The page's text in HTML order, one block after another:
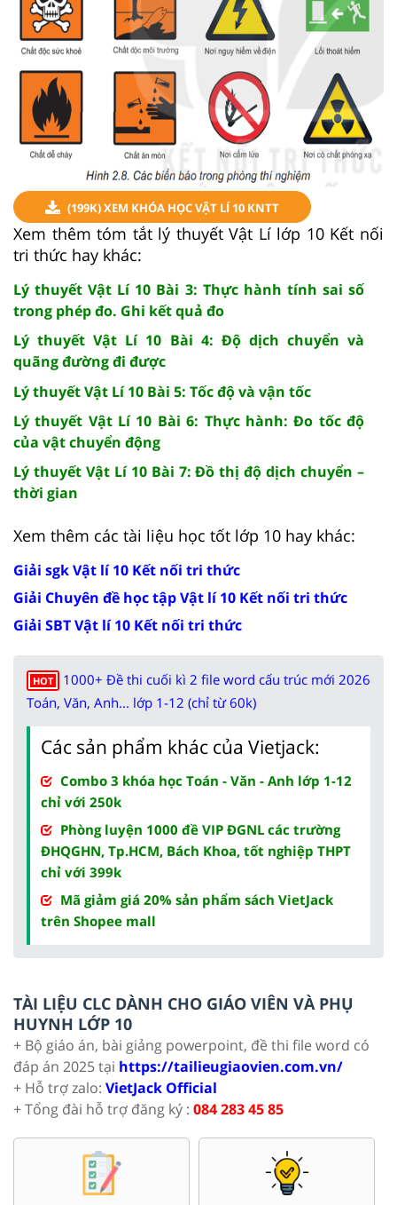
(199K) XEM KHÓA HỌC VẬT LÍ 10 KNTT
Xem thêm tóm tắt lý thuyết Vật Lí lớp 10 Kết nối
tri thức hay khác:
Lý thuyết Vật Lí 10 Bài 3: Thực hành tính sai số
trong phép đo. Ghi kết quả đo
Lý thuyết Vật Lí 10 Bài 4: Độ dịch chuyển và
quãng đường đi được
Lý thuyết Vật Lí 10 Bài 5: Tốc độ và vận tốc
Lý thuyết Vật Lí 10 Bài 6: Thực hành: Đo tốc độ
của vật chuyển động
Lý thuyết Vật Lí 10 Bài 7: Đồ thị độ dịch chuyển –
thời gian
Xem thêm các tài liệu học tốt lớp 10 hay khác:
Giải sgk Vật lí 10 Kết nối tri thức
Giải Chuyên đề học tập Vật lí 10 Kết nối tri thức
Giải SBT Vật lí 10 Kết nối tri thức
HOT
1000+ Đề thi cuối kì 2 file word cấu trúc mới 2026
Toán, Văn, Anh... lớp 1-12 (chỉ từ 60k)
Các sản phẩm khác của Vietjack:
Combo 3 khóa học Toán - Văn - Anh lớp 1-12
chỉ với 250k
Phòng luyện 1000 đề VIP ĐGNL các trường
ĐHQGHN, Tp.HCM, Bách Khoa, tốt nghiệp THPT
chỉ với 399k
Mã giảm giá 20% sản phẩm sách VietJack
trên Shopee mall
TÀI LIỆU CLC DÀNH CHO GIÁO VIÊN VÀ PHỤ
HUYNH LỚP 10
+ Bộ giáo án, bài giảng powerpoint, đề thi file word có
đáp án 2025 tại https://tailieugiaovien.com.vn/
+ Hỗ trợ zalo: VietJack Official
+ Tổng đài hỗ trợ đăng ký : 084 283 45 85